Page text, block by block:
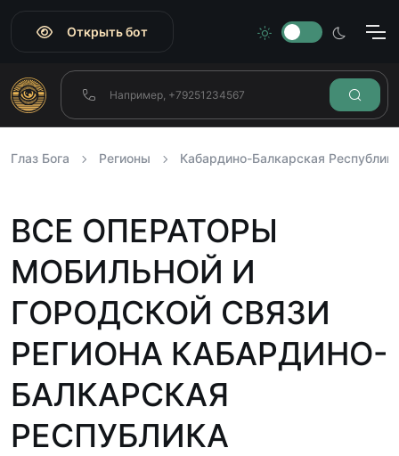
Открыть бот
Глаз Бога Регионы Кабардино-Балкарская
ВСЕ ОПЕРАТОРЫ
МОБИЛЬНОЙ И
ГОРОДСКОЙ СВЯЗИ
РЕГИОНА КАБАРДИНО-
БАЛКАРСКАЯ
РЕСПУБЛИКА